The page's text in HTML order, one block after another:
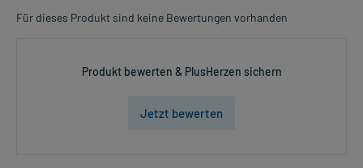
Für dieses Produkt sind keine Bewertungen vorhanden
Produkt bewerten & PlusHerzen sichern
Jetzt bewerten